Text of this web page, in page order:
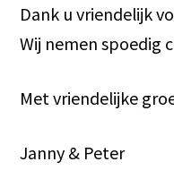
Dank u vriendelijk
Wij nemen spoedig
Met vriendelijke
Janny & Peter